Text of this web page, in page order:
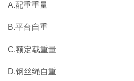
A.配重重量
B.平台自重
C.额定载重量
D.钢丝绳自重